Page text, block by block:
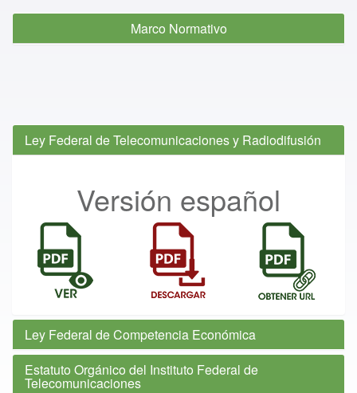
Marco Normativo
Ley Federal de Telecomunicaciones y Radiodifusión
Versión español
Ley Federal de Competencia Económica
Estatuto Orgánico del Instituto Federal de
Telecomunicaciones